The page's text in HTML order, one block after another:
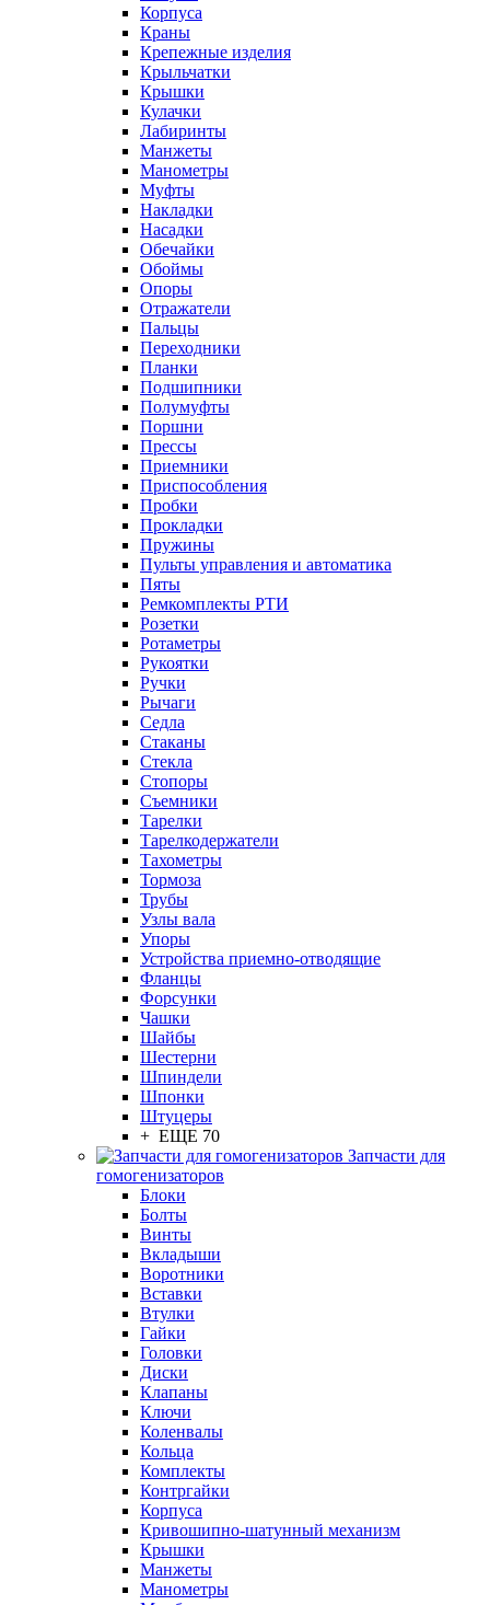
Корпуса
Краны
Крепежные изделия
Крыльчатки
Крышки
Кулачки
Лабиринты
Манжеты
Манометры
Муфты
Накладки
Насадки
Обечайки
Обоймы
Опоры
Отражатели
Пальцы
Переходники
Планки
Подшипники
Полумуфты
Поршни
Прессы
Приемники
Приспособления
Пробки
Прокладки
Пружины
Пульты управления и автоматика
Пяты
Ремкомплекты РТИ
Розетки
Ротаметры
Рукоятки
Ручки
Рычаги
Седла
Стаканы
Стекла
Стопоры
Съемники
Тарелки
Тарелкодержатели
Тахометры
Тормоза
Трубы
Узлы вала
Упоры
Устройства приемно-отводящие
Фланцы
Форсунки
Чашки
Шайбы
Шестерни
Шпиндели
Шпонки
Штуцеры
+ ЕЩЕ 70
Запчасти для
гомогенизаторов
Блоки
Болты
Винты
Вкладыши
Воротники
Вставки
Втулки
Гайки
Головки
Диски
Клапаны
Ключи
Коленвалы
Кольца
Комплекты
Контргайки
Корпуса
Кривошипно-шатунный механизм
Крышки
Манжеты
Манометры